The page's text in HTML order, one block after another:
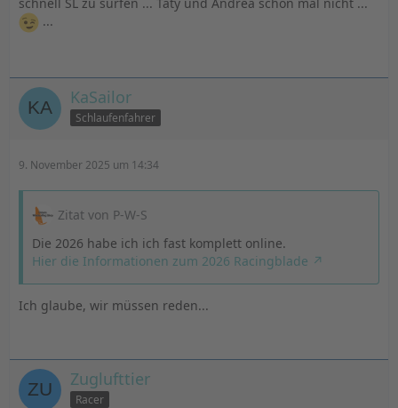
...
KaSailor
Schlaufenfahrer
9. November 2025 um 14:34
Zitat von P-W-S
Die 2026 habe ich ich fast komplett online.
Hier die Informationen zum 2026 Racingblade
Ich glaube, wir müssen reden...
Zuglufttier
Racer